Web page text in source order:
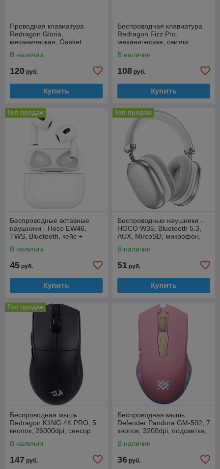
Проводная клавиатура
Redragon Gloria,
механическая, Gasket
клавиши, RGB подсветка
В наличии
120 руб.
Купить
Беспроводная клавиатура
Redragon Fizz Pro,
механическая, cвитчи
клавиша, RGB подсветка
В наличии
108 руб.
Купить
Топ продаж
Беспроводные вставные
наушники - Hoco EW46,
TWS, Bluetooth, кейс +
коричневые
В наличии
45 руб.
Купить
Топ продаж
Беспроводные наушники -
HOCO W35, Bluetooth 5.3,
AUX, MircoSD, микрофон,
серебристые
В наличии
51 руб.
Купить
Топ продаж
Беспроводная мышь
Redragon K1NG 4K PRO, 5
кнопок, 26000dpi, сенсор
400mAh, черная
В наличии
147 руб.
Беспроводная мышь
Defender Pandora GM-502, 7
кнопок, 3200dpi, подсветка,
розовая
В наличии
36 руб.